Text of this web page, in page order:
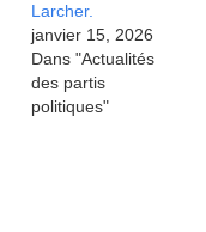
Larcher.
janvier 15, 2026
Dans "Actualités
des partis
politiques"